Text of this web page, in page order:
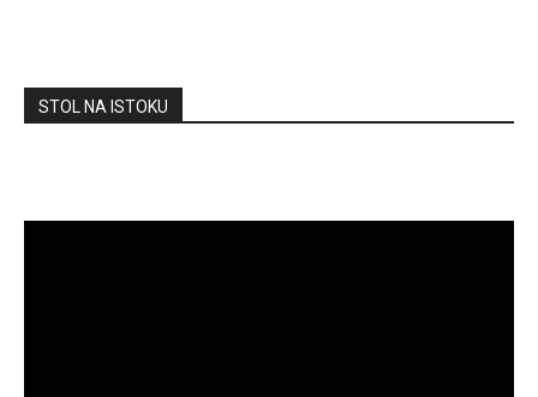
STOL NA ISTOKU